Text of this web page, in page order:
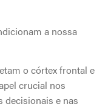
a nossa
o córtex frontal e
crucial nos
decisionais e nas